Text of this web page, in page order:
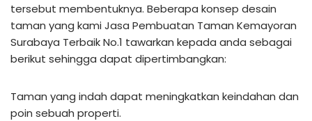
tersebut membentuknya. Beberapa konsep desain
taman yang kami Jasa Pembuatan Taman Kemayoran
Surabaya Terbaik No.1 tawarkan kepada anda sebagai
berikut sehingga dapat dipertimbangkan:
Taman yang indah dapat meningkatkan keindahan dan
poin sebuah properti.